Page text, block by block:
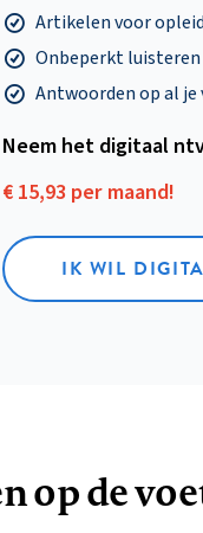
Artikelen voor
Onbeperkt luisteren
Antwoorden op al je
Neem het digitaal
€ 15,93 per maand!
IK WIL
de